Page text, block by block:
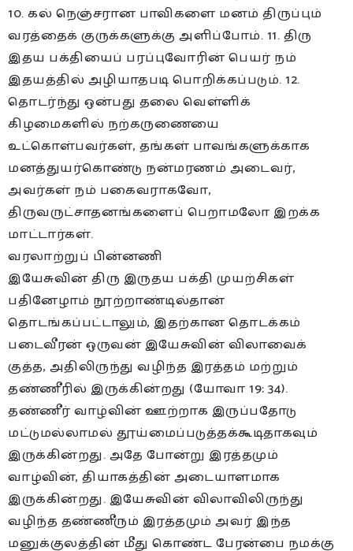
10. கல் நெஞ்சரான பாவிகளை மனம் திருப்பும்
வரத்தைக் குருக்களுக்கு அளிப்போம். 11. திரு
இதய பக்தியைப் பரப்புவோரின் பெயர் நம்
இதயத்தில் அழியாதபடி பொறிக்கப்படும். 12.
தொடர்ந்து ஒன்பது தலை வெள்ளிக்
கிழமைகளில் நற்கருணையை
உட்கொள்பவர்கள், தங்கள் பாவங்களுக்காக
மனத்துயர்கொண்டு நன்மரணம் அடைவர்,
அவர்கள் நம் பகைவராகவோ,
திருவருட்சாதனங்களைப் பெறாமலோ இறக்க
மாட்டார்கள்.
வரலாற்றுப் பின்னணி
இயேசுவின் திரு இருதய பக்தி முயற்சிகள்
பதினேழாம் நூற்றாண்டில்தான்
தொடங்கப்பட்டாலும், இதற்கான தொடக்கம்
படைவீரன் ஒருவன் இயேசுவின் விலாவைக்
குத்த, அதிலிருந்து வழிந்த இரத்தம் மற்றும்
தண்ணீரில் இருக்கின்றது (யோவா 19: 34).
தண்ணீர் வாழ்வின் ஊற்றாக இருப்பதோடு
மட்டுமல்லாமல் தூய்மைப்படுத்தக்கூடிதாகவும்
இருக்கின்றது. அதே போன்று இரத்தமும்
வாழ்வின், தியாகத்தின் அடையாளமாக
இருக்கின்றது. இயேசுவின் விலாவிலிருந்து
வழிந்த தண்ணீரும் இரத்தமும் அவர் இந்த
மனுக்குலத்தின் மீது கொண்ட பேரன்பை நமக்கு